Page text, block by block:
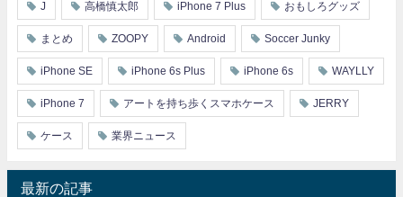
J 高橋慎太郎 iPhone 7 Plus おもしろグッズ
まとめ ZOOPY Android Soccer Junky
iPhone SE iPhone 6s Plus iPhone 6s WAYLLY
iPhone 7 アートを持ち歩くスマホケース JERRY
ケース 業界ニュース
最新の記事